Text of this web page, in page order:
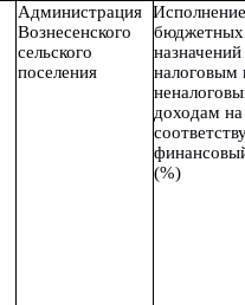
Администрация
Вознесенского
сельского
поселения
Исполнение
бюджетных
налоговым
доходам на
(%)